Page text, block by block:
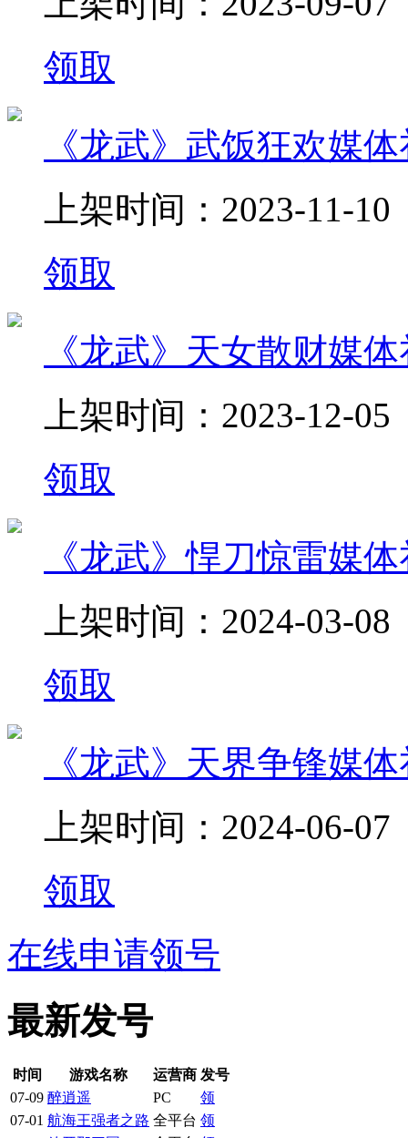
领取
《龙武》武饭狂欢媒
上架时间：2023-11-10
领取
《龙武》天女散财媒
上架时间：2023-12-05
领取
《龙武》悍刀惊雷媒
上架时间：2024-03-08
领取
《龙武》天界争锋媒
上架时间：2024-06-07
领取
在线申请领号
最新发号
时间 游戏名称 运营商 发号
07-09 醉逍遥 PC
领
07-01 航海王强者之路 全平台 领